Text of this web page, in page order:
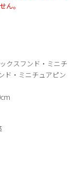
ん。
クスフンド・ミニチ
ド・ミニチュアピン